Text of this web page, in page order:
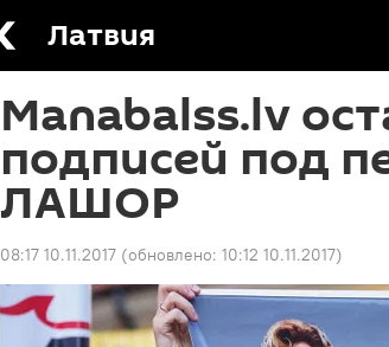
Латвия
Manabalss.lv
подписей под
ЛАШОР
08:17 10.11.2017 (обновлено: 10:12 10.11.2017)